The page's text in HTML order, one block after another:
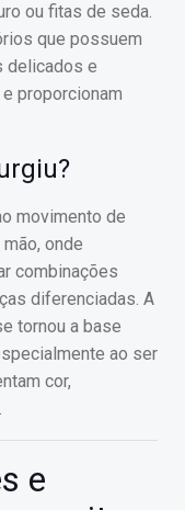
ou fitas de seda.
que possuem
delicados e
proporcionam
movimento de
onde
combinações
diferenciadas. A
tornou a base
ao ser
cor,
e